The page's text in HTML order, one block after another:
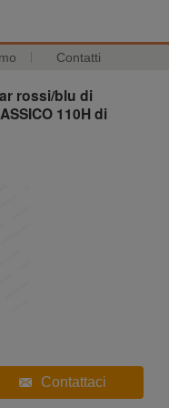
Contatti
rossi/blu di
110H di
Contattaci